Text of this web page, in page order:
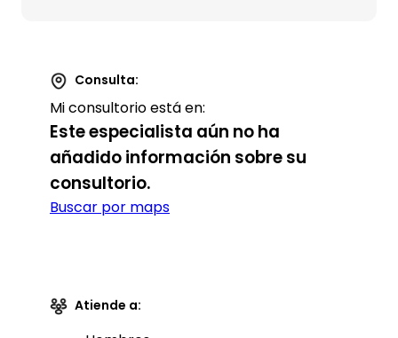
Consulta:
Mi consultorio está en:
Este especialista aún no ha
añadido información sobre su
consultorio.
Buscar por maps
Atiende a: